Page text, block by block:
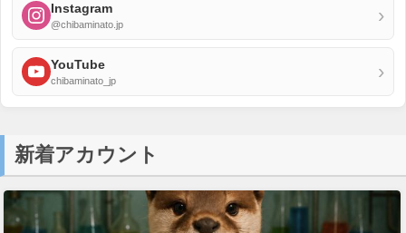
Instagram
@chibaminato.jp ›
YouTube
chibaminato_jp ›
新着アカウント